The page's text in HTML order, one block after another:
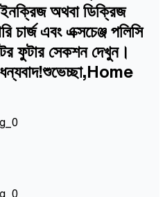
ইনক্রিজ অথবা ডিক্রিজ
এবং এক্সচেঞ্জ পলিসি
ফুটার সেকশন দেখুন।